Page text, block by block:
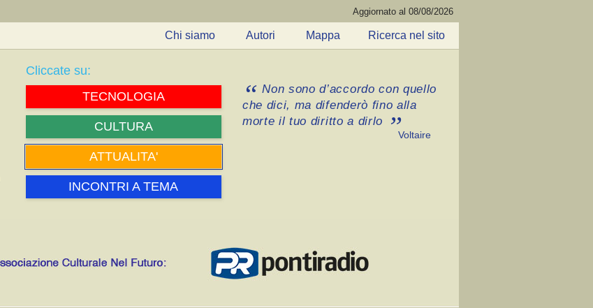
Aggiornato al 08/08/2026
Chi siamo Autori Mappa Ricerca nel sito
Cliccate su:
TECNOLOGIA
CULTURA
ATTUALITA'
INCONTRI A TEMA
Non sono d’accordo con quello
che dici, ma difenderò fino alla
morte il tuo diritto a dirlo
Voltaire